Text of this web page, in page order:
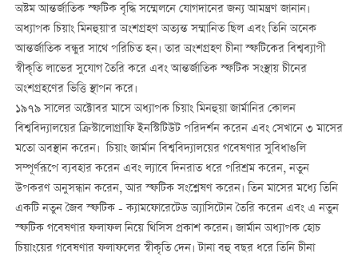
অষ্টম আন্তর্জাতিক স্ফটিক বৃদ্ধি সম্মেলনে যোগদানের জন্য আমন্ত্রণ জানান।
অধ্যাপক চিয়াং মিনহুয়া'র অংশগ্রহণ অত্যন্ত সম্মানিত ছিল এবং তিনি অনেক
আন্তর্জাতিক বন্ধুর সাথে পরিচিত হন। তার অংশগ্রহণ চীনা স্ফটিকের বিশ্বব্যাপী
স্বীকৃতি লাভের সুযোগ তৈরি করে এবং আন্তর্জাতিক স্ফটিক সংস্থায় চীনের
অংশগ্রহণের ভিত্তি স্থাপন করে।
১৯৭৯ সালের অক্টোবর মাসে অধ্যাপক চিয়াং মিনহুয়া জার্মানির কোলন
বিশ্ববিদ্যালয়ের ক্রিস্টালোগ্রাফি ইনস্টিটিউট পরিদর্শন করেন এবং সেখানে ৩ মাসের
মতো অবস্থান করেন। চিয়াং জার্মান বিশ্ববিদ্যালয়ের গবেষণার সুবিধাগুলি
সম্পূর্ণরূপে ব্যবহার করেন এবং ল্যাবে দিনরাত ধরে পরিশ্রম করেন, নতুন
উপকরণ অনুসন্ধান করেন, আর স্ফটিক সংশ্লেষণ করেন। তিন মাসের মধ্যে তিনি
একটি নতুন জৈব স্ফটিক - ক্যামফোরেটেড অ্যাসিটোন তৈরি করেন এবং এ নতুন
স্ফটিক গবেষণার ফলাফল নিয়ে থিসিস প্রকাশ করেন। জার্মান অধ্যাপক হোচ
চিয়াংয়ের গবেষণার ফলাফলের স্বীকৃতি দেন। টানা বহু বছর ধরে তিনি চীনা